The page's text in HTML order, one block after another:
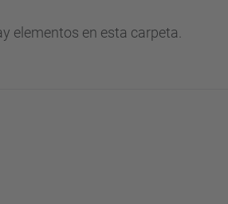
elementos en esta carpeta.